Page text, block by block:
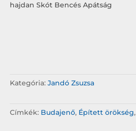
hajdan Skót Bencés Apátság
Kategória: Jandó Zsuzsa
Címkék: Budajenő, Épített örökség,